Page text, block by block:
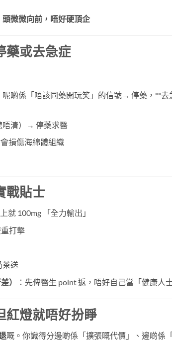
頭微微向前，唔好硬頂企
藥或去急症
啲係「唔該同藥開玩笑」的信號→ 停藥，**去
唔清）→ 停藥求醫
損傷海綿體組織
戰貼士
就 100mg 「全力輸出」
打擊
茶送
）
：先俾醫生 point 返，唔好自己當「健康人
紅燈就唔好扮睜
嘅。你識得分邊啲係「擴張嘅代價」、邊啲係